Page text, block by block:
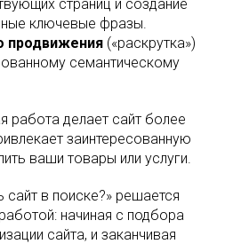
страниц и создание
ключевые фразы.
продвижения («раскрутка»)
семантическому
работа делает сайт более
заинтересованную
ваши товары или услуги.
сайт в поиске?» решается
начиная с подбора
сайта, и заканчивая